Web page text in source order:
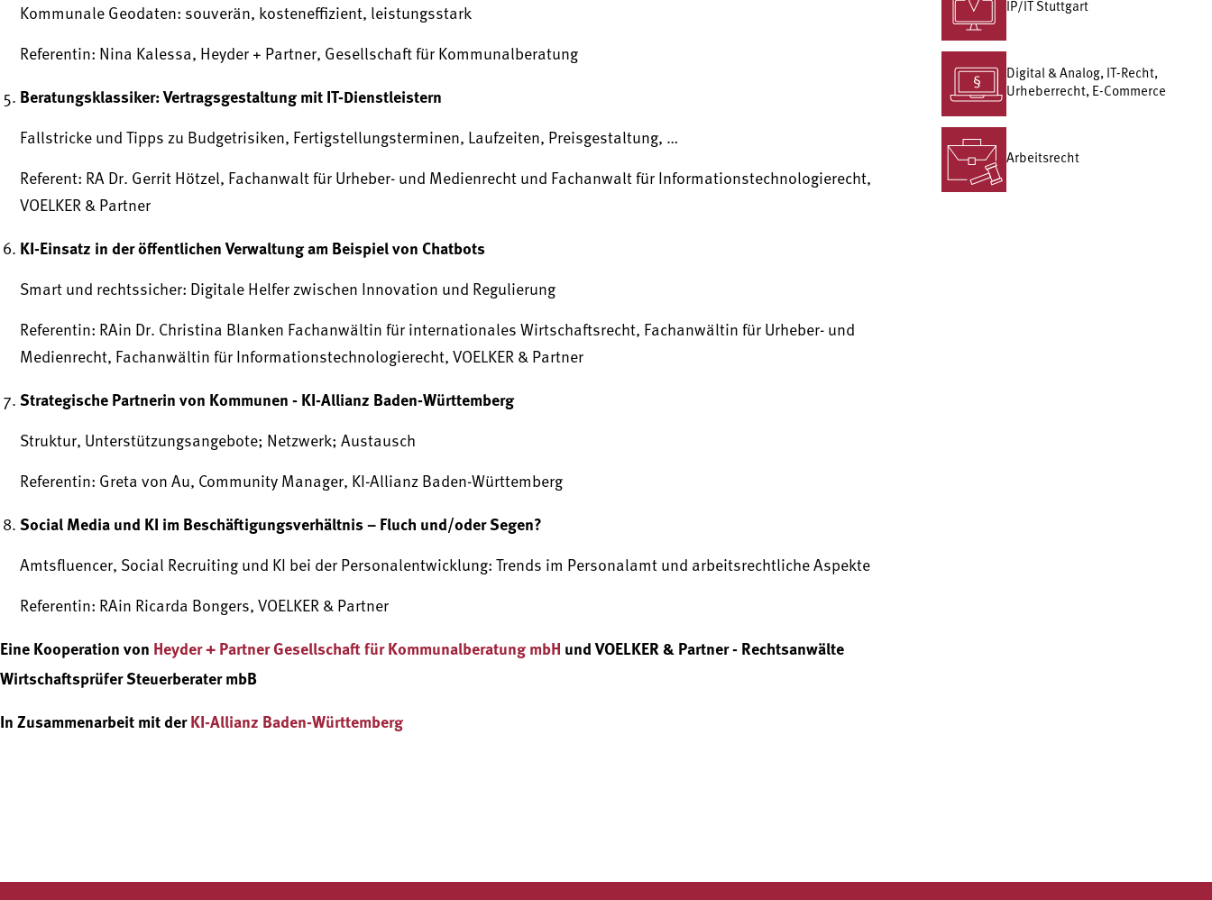
Kommunale Geodaten: souverän, kosteneffizient, leistungsstark
Referentin: Nina Kalessa, Heyder + Partner, Gesellschaft für Kommunalberatung
Beratungsklassiker: Vertragsgestaltung mit IT-Dienstleistern
Fallstricke und Tipps zu Budgetrisiken, Fertigstellungsterminen, Laufzeiten, Preisgestaltung, …
Referent: RA Dr. Gerrit Hötzel, Fachanwalt für Urheber- und Medienrecht und Fachanwalt für Informationstechnologierecht,
VOELKER & Partner
KI-Einsatz in der öffentlichen Verwaltung am Beispiel von Chatbots
Smart und rechtssicher: Digitale Helfer zwischen Innovation und Regulierung
Referentin: RAin Dr. Christina Blanken Fachanwältin für internationales Wirtschaftsrecht, Fachanwältin für Urheber- und
Medienrecht, Fachanwältin für Informationstechnologierecht, VOELKER & Partner
Strategische Partnerin von Kommunen - KI-Allianz Baden-Württemberg
Struktur, Unterstützungsangebote; Netzwerk; Austausch
Referentin: Greta von Au, Community Manager, KI-Allianz Baden-Württemberg
Social Media und KI im Beschäftigungsverhältnis – Fluch und/oder Segen?
Amtsfluencer, Social Recruiting und KI bei der Personalentwicklung: Trends im Personalamt und arbeitsrechtliche Aspekte
Referentin: RAin Ricarda Bongers, VOELKER & Partner
Eine Kooperation von Heyder + Partner Gesellschaft für Kommunalberatung mbH und VOELKER & Partner - Rechtsanwälte
Wirtschaftsprüfer Steuerberater mbB
In Zusammenarbeit mit derKI-Allianz Baden-Württemberg
IP/IT Stuttgart
Digital & Analog, IT-Recht,
Urheberrecht, E-Commerce
Arbeitsrecht